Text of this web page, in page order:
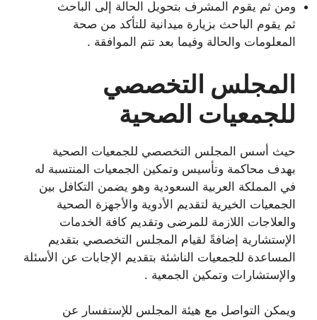
ومن ثم يقوم المشرف بتحويل الحالة إلى الباحث
ثم يقوم الباحث بزيارة ميدانية للتأكد من صحة
المعلومات والحالة وفيما بعد تتم الموافقة .
المجلس التخصصي
للجمعيات الصحية
حيث أسس المجلس التخصصي للجمعيات الصحية
بهدف محاكمة وتأسيس وتمكين الجمعيات المنتسبة له
في المملكة العربية السعودية وهو يضمن التكافل بين
الجمعيات الخيرية لتقديم الأدوية والأجهزة الصحية
والعلاجات اللازمة للمرضى وتقديم كافة الخدمات
الإستشارية إضافةً لقيام المجلس التخصصي بتقديم
المساعدة للجمعيات الناشئة بتقديم الإجابات عن الأسئلة
والإستشارات وتمكين الجمعية .
ويمكن التواصل مع هيئة المجلس للإستفسار عن